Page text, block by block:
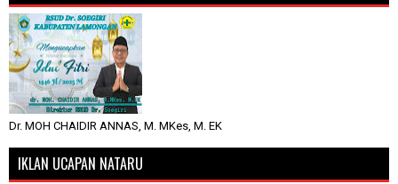
Dr. MOH CHAIDIR ANNAS, M. MKes, M. EK
IKLAN UCAPAN NATARU